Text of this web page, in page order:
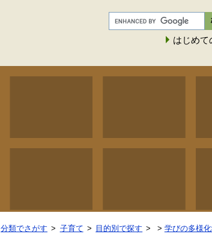
はじめて
分類でさがす 子育て 目的別で探す > 学びの多様